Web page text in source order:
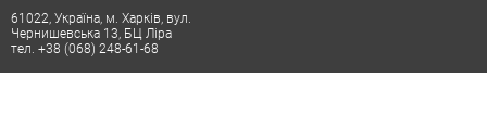
61022, Україна, м. Харків, вул.
Чернишевська 13, БЦ Ліра
тел. +38 (068) 248-61-68